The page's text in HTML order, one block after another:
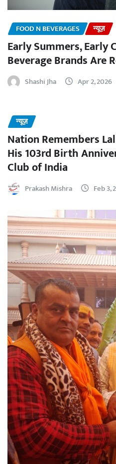
FOOD N BEVERAGES न्यूज़
Early Summers, Early
Beverage Brands Are
Shashi Jha Apr 2, 2026
न्यूज़
Nation Remembers
His 103rd Birth
Club of India
Prakash Mishra Feb 3,